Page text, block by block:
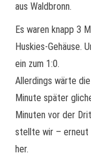
aus Waldbronn.
Es waren knapp 3
Huskies-Gehäuse.
ein zum 1:0.
Allerdings wärte
Minute später
Minuten vor der
stellte wir – erneut
her.